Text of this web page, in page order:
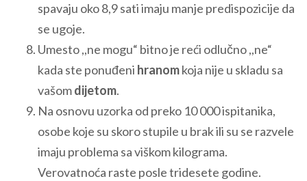
spavaju oko 8,9 sati imaju manje predispozicije da
se ugoje.
Umesto ,,ne mogu“ bitno je reći odlučno ,,ne“
kada ste ponuđeni hranomkoja nije u skladu sa
vašomdijetom.
Na osnovu uzorka od preko 10 000 ispitanika,
osobe koje su skoro stupile u brak ili su se razvele
imaju problema sa viškom kilograma.
Verovatnoća raste posle tridesete godine.